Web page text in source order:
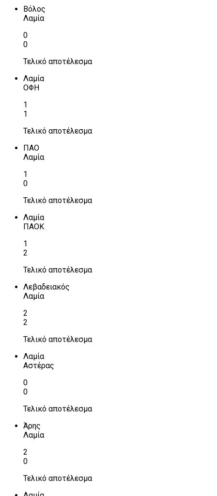
Βόλος
Λαμία
0
0
Τελικό αποτέλεσμα
Λαμία
ΟΦΗ
1
1
Τελικό αποτέλεσμα
ΠΑΟ
Λαμία
1
0
Τελικό αποτέλεσμα
Λαμία
ΠΑΟΚ
1
2
Τελικό αποτέλεσμα
Λεβαδειακός
Λαμία
2
2
Τελικό αποτέλεσμα
Λαμία
Αστέρας
0
0
Τελικό αποτέλεσμα
Άρης
Λαμία
2
0
Τελικό αποτέλεσμα